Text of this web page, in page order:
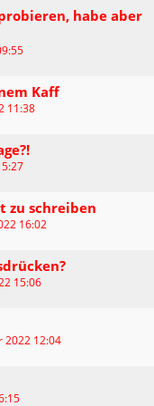
habe aber
Kaff
11:38
zu schreiben
16:02
15:06
2022 12:04